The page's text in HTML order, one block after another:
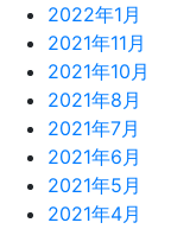
2022年1月
2021年11月
2021年10月
2021年8月
2021年7月
2021年6月
2021年5月
2021年4月